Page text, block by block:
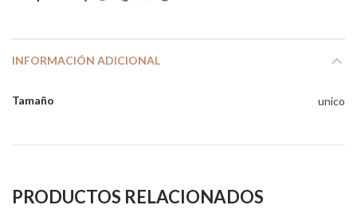
INFORMACIÓN ADICIONAL
Tamaño unico
PRODUCTOS RELACIONADOS